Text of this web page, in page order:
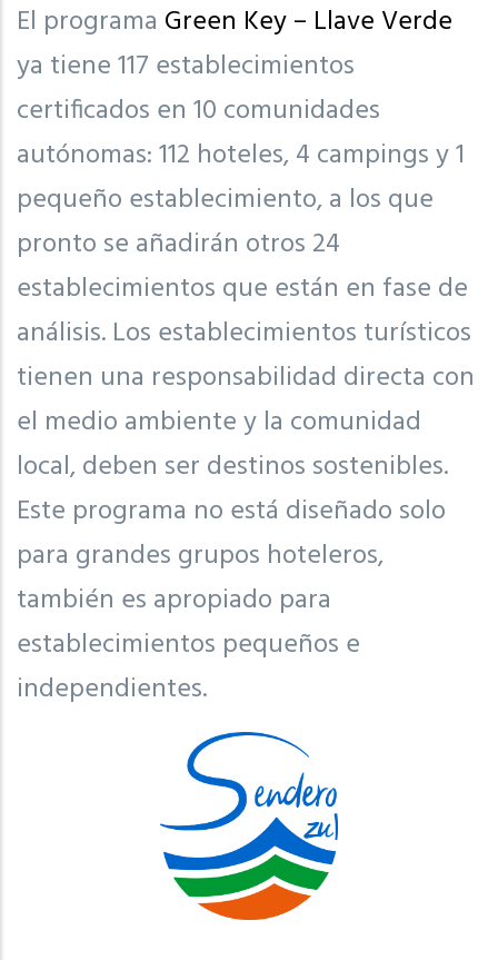
El programa Green Key – Llave Verde
ya tiene 117 establecimientos
certificados en 10 comunidades
autónomas: 112 hoteles, 4 campings y 1
pequeño establecimiento, a los que
pronto se añadirán otros 24
establecimientos que están en fase de
análisis. Los establecimientos turísticos
tienen una responsabilidad directa con
el medio ambiente y la comunidad
local, deben ser destinos sostenibles.
Este programa no está diseñado solo
para grandes grupos hoteleros,
también es apropiado para
establecimientos pequeños e
independientes.